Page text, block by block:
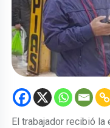
El trabajador recibió la